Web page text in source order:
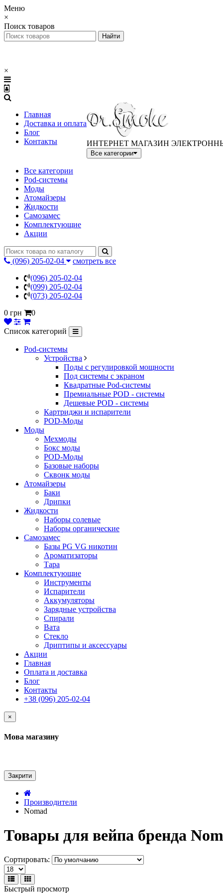
Меню
×
Поиск товаров
×
Главная
Доставка и оплата
Блог
Контакты
ИНТЕРНЕТ МАГАЗИН
Все категории
Все категории
Pod-системы
Моды
Атомайзеры
Жидкости
Самозамес
Комплектующие
Акции
(096) 205-02-04
смотреть все
(096) 205-02-04
(099) 205-02-04
(073) 205-02-04
0 грн
0
Список категорий
Pod-системы
Устройства
Поды с регулировкой мощности
Под системы с экраном
Квадратные Pod-системы
Премиальные POD - системы
Дешевые POD - системы
Картриджи и испарители
POD-Моды
Моды
Мехмоды
Бокс моды
POD-Моды
Базовые наборы
Сквонк моды
Атомайзеры
Баки
Дрипки
Жидкости
Наборы солевые
Наборы органические
Самозамес
Базы PG VG никотин
Ароматизаторы
Тара
Комплектующие
Инструменты
Испарители
Аккумуляторы
Зарядные устройства
Спирали
Вата
Стекло
Дриптипы и аксессуары
Акции
Главная
Оплата и доставка
Блог
Контакты
+38 (096) 205-02-04
×
Мова магазину
Закрити
Производители
Nomad
Товары для вейпа бренда
Сортировать:
Быстрый просмотр